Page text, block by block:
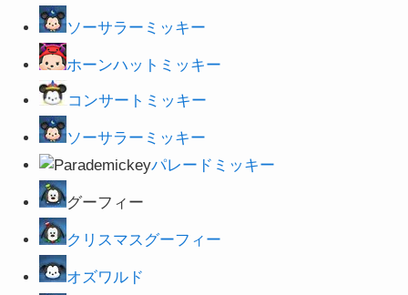
ソーサラーミッキー
ホーンハットミッキー
コンサートミッキー
ソーサラーミッキー
パレードミッキー
グーフィー
クリスマスグーフィー
オズワルド